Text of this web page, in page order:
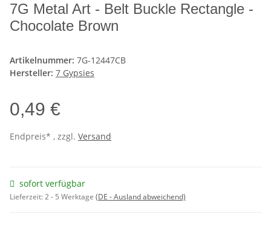
7G Metal Art - Belt Buckle Rectangle -
Chocolate Brown
Artikelnummer: 7G-12447CB
Hersteller: 7 Gypsies
0,49 €
Endpreis* , zzgl. Versand
sofort verfügbar
Lieferzeit:2 - 5 Werktage (DE - Ausland abweichend)